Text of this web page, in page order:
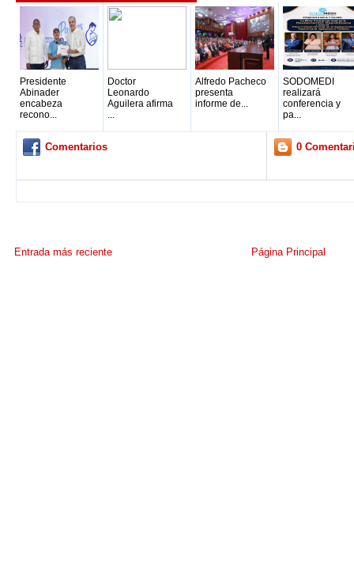
Presidente
Abinader
encabeza
recono...
Doctor
Leonardo
Aguilera afirma
...
Alfredo Pacheco
presenta
informe de...
SODOMEDI
realizará
conferencia y
pa...
Comentarios 0
Entrada más reciente Página Principal